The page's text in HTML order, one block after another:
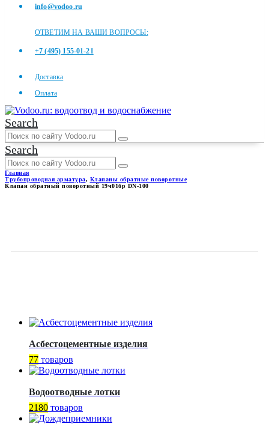
info@vodoo.ru
ОТВЕТИМ НА ВАШИ ВОПРОСЫ:
+7 (495) 155-01-21
Доставка
Оплата
Search
Search
Главная
Трубопроводная арматура, Клапаны обратные поворотные
Клапан обратный поворотный 19ч01бр DN-100
Асбестоцементные изделия
77 товаров
Водоотводные лотки
2180 товаров